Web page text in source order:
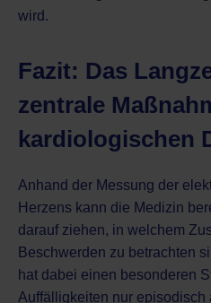
wird.
Fazit: Das
zentrale
kardiologischen
Anhand der Messung der
Herzens kann die Medizin
darauf ziehen, in welchem
Beschwerden zu betrachten
hat dabei einen besonderen
Auffälligkeiten nur episodisch